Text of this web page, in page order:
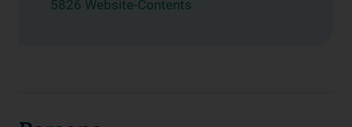
5826 Website-Contents